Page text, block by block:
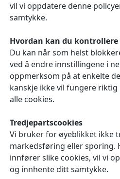
vil vi oppdatere denne
samtykke.
Hvordan kan du kontrollere
Du kan når som helst
ved å endre innstillingene i
oppmerksom på at enkelte
kanskje ikke vil fungere
alle cookies.
Tredjepartscookies
Vi bruker for øyeblikket ikke
markedsføring eller sporing.
innfører slike cookies, vil vi
og innhente ditt samtykke.